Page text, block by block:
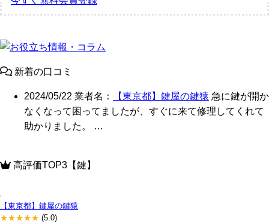
新着の口コミ
2024/05/22 業者名： 【東京都】鍵屋の鍵猿 急に鍵が開か
なくなって困ってましたが、すぐに来て修理してくれて
助かりました。 …
高評価TOP3【鍵】
【東京都】鍵屋の鍵猿
★★★★★ (5.0)